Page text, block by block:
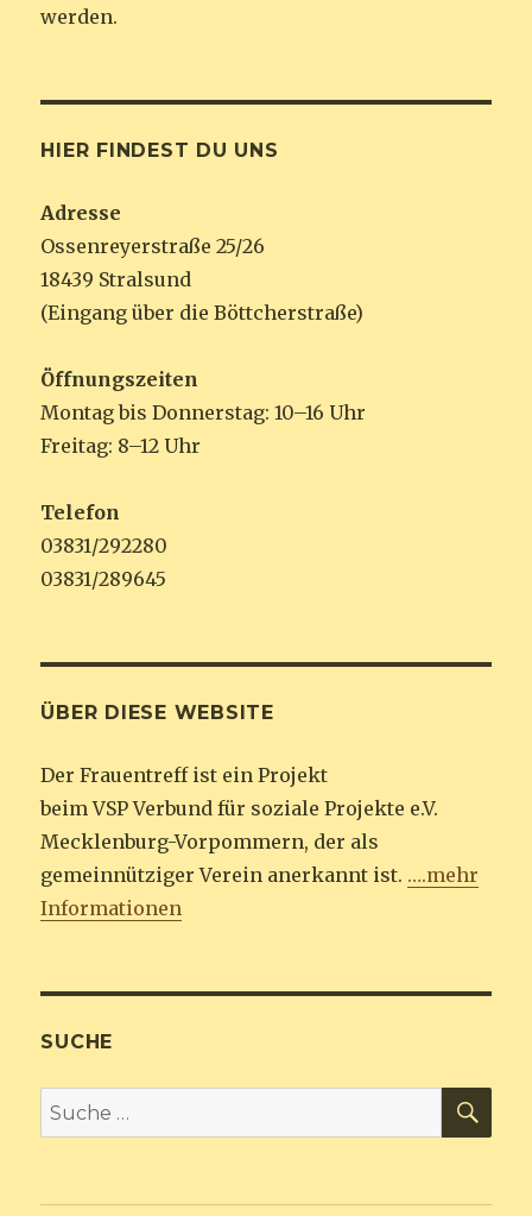
werden.
HIER FINDEST DU UNS
Adresse
Ossenreyerstraße 25/26
18439 Stralsund
(Eingang über die Böttcherstraße)
Öffnungszeiten
Montag bis Donnerstag: 10–16 Uhr
Freitag: 8–12 Uhr
Telefon
03831/292280
03831/289645
ÜBER DIESE WEBSITE
Der Frauentreff ist ein Projekt
beim VSP Verbund für soziale Projekte e.V.
Mecklenburg-Vorpommern, der als
gemeinnütziger Verein anerkannt ist. ….mehr
Informationen
SUCHE
Suche
nach: